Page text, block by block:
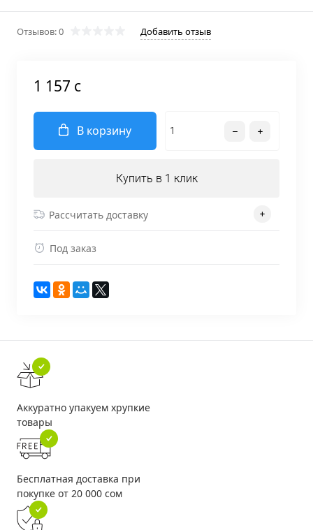
Отзывов: 0 Добавить отзыв
1 157 c
В корзину
Купить в 1 клик
Рассчитать доставку
Под заказ
Аккуратно упакуем хрупкие
товары
Бесплатная доставка при
покупке от 20 000 сом